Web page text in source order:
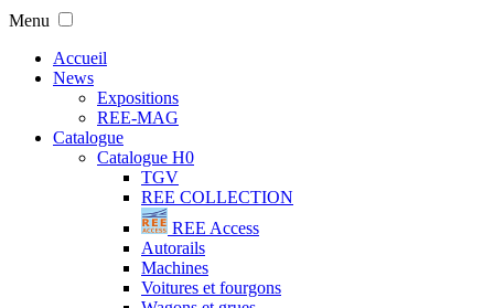
Menu
Accueil
News
Expositions
REE-MAG
Catalogue
Catalogue H0
TGV
REE COLLECTION
REE Access
Autorails
Machines
Voitures et fourgons